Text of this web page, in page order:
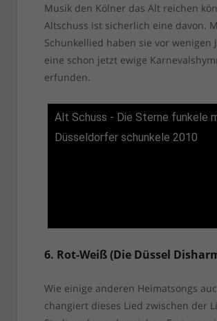
Musik den Kölner das Alt reichen
Altschuss ist sicherlich eine davon.
Schunkellied haben sie vor wenigen
eine schon jetzt ewige
erfunden.
Alt Schuss - Die Sterne funkele
Düsseldorfer schunkele 2010
6. Rot-Weiß (Die Düssel
Wie einige anderen Heimatsongs
changiert dieses Lied zwischen der